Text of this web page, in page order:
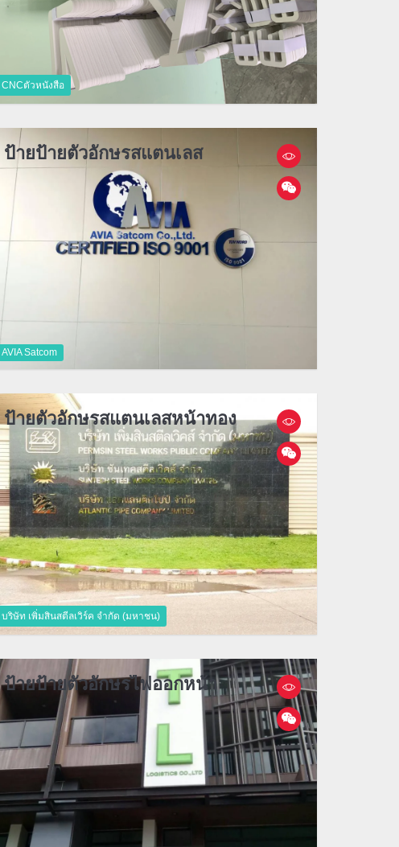
CNCตัวหนังสือ
AVIA Satcom
ป้ายป้ายตัวอักษรสแตนเลส
บริษัท เพิ่มสินสตีลเวิร์ค จำกัด (มหาชน)
ป้ายตัวอักษรสแตนเลสหน้าทอง
ป้ายป้ายตัวอักษรไฟออกหน้า